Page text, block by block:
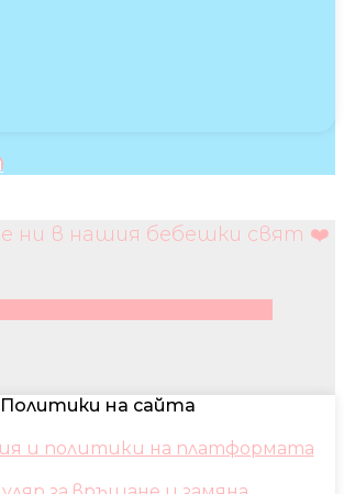
ни в нашия бебешки свят ❤️
Политики на сайта
и политики на платформата